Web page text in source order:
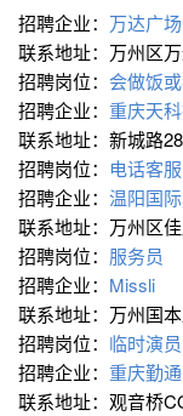
招聘企业： 万达广
联系地址：万州区
招聘岗位： 会做饭
招聘企业： 重庆天
联系地址：新城路
招聘岗位： 电话客
招聘企业： 温阳国
联系地址：万州区
招聘岗位： 服务员
招聘企业： Missli
联系地址：万州国
招聘岗位： 临时演员
招聘企业： 重庆勤
联系地址：观音桥